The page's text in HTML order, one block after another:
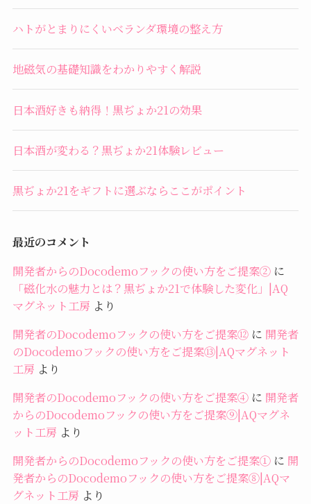
ハトがとまりにくいベランダ環境の整え方
地磁気の基礎知識をわかりやすく解説
日本酒好きも納得！黒ぢょか21の効果
日本酒が変わる？黒ぢょか21体験レビュー
黒ぢょか21をギフトに選ぶならここがポイント
最近のコメント
開発者からのDocodemoフックの使い方をご提案②に
「磁化水の魅力とは？黒ぢょか21で体験した変化」|AQ
マグネット工房 より
開発者のDocodemoフックの使い方をご提案⑫に 開発者
のDocodemoフックの使い方をご提案⑬|AQマグネット
工房 より
開発者のDocodemoフックの使い方をご提案④に 開発者
からのDocodemoフックの使い方をご提案⑨|AQマグネ
ット工房 より
開発者からのDocodemoフックの使い方をご提案①に 開
発者からのDocodemoフックの使い方をご提案⑧|AQマ
グネット工房 より